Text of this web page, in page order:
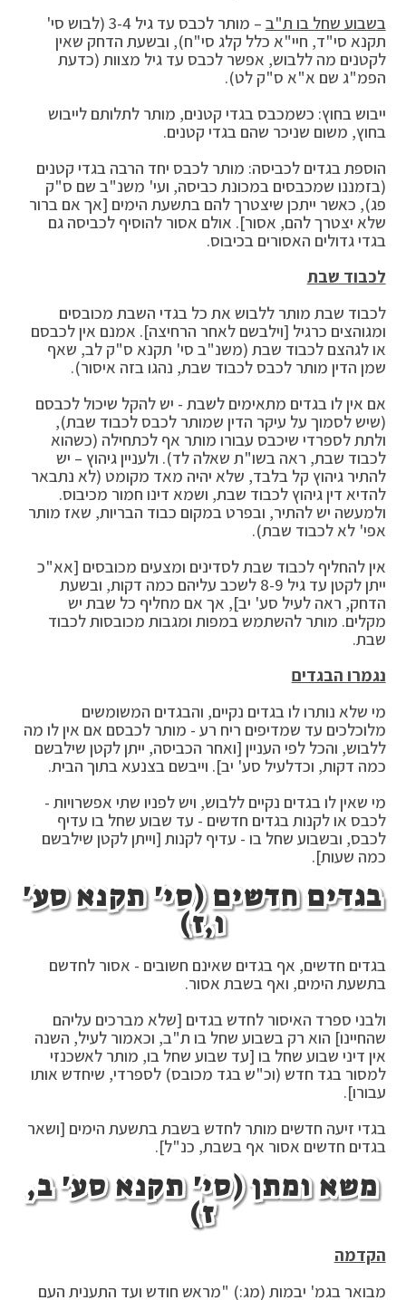
בשבוע שחל בו ת"ב
– מותר לכבס עד גיל 3-4 (לבוש סי'
תקנא סי"ד, חיי"א כלל קלג סי"ח), ובשעת הדחק שאין
לקטנים מה ללבוש, אפשר לכבס עד גיל מצוות (כדעת
הפמ"ג שם א"א ס"ק לט).
ייבוש בחוץ: כשמכבס בגדי קטנים, מותר לתלותם לייבוש
בחוץ, משום שניכר שהם בגדי קטנים.
הוספת בגדים לכביסה: מותר לכבס יחד הרבה בגדי קטנים
(בזמננו שמכבסים במכונת כביסה, ועי' משנ"ב שם ס"ק
פג), כאשר ייתכן שיצטרך להם בתשעת הימים [אך אם ברור
שלא יצטרך להם, אסור]. אולם אסור להוסיף לכביסה גם
בגדי גדולים האסורים בכיבוס.
לכבוד שבת
לכבוד שבת מותר ללבוש את כל בגדי השבת מכובסים
ומגוהצים כרגיל [וילבשם לאחר הרחיצה]. אמנם אין לכבסם
או לגהצם לכבוד שבת (משנ"ב סי' תקנא ס"ק לב, שאף
שמן הדין מותר לכבס לכבוד שבת, נהגו בזה איסור).
אם אין לו בגדים מתאימים לשבת - יש להקל שיכול לכבסם
(שיש לסמוך על עיקר הדין שמותר לכבס לכבוד שבת),
ולתת לספרדי שיכבס עבורו מותר אף לכתחילה (כשהוא
לכבוד שבת, ראה בשו"ת שאלה לד). ולעניין גיהוץ – יש
להתיר גיהוץ קל בלבד, שלא יהיה מאד מקומט (לא נתבאר
להדיא דין גיהוץ לכבוד שבת, ושמא דינו חמור מכיבוס.
ולמעשה יש להתיר, ובפרט במקום כבוד הבריות, שאז מותר
אפי' לא לכבוד שבת).
אין להחליף לכבוד שבת לסדינים ומצעים מכובסים [אא"כ
ייתן לקטן עד גיל 8-9 לשכב עליהם כמה דקות, ובשעת
הדחק, ראה לעיל סע' יב], אך אם מחליף כל שבת יש
מקלים. מותר להשתמש במפות ומגבות מכובסות לכבוד
שבת.
נגמרו הבגדים
מי שלא נותרו לו בגדים נקיים, והבגדים המשומשים
מלוכלכים עד שמדיפים ריח רע - מותר לכבסם אם אין לו מה
ללבוש, והכל לפי העניין [ואחר הכביסה, ייתן לקטן שילבשם
כמה דקות, וכדלעיל סע' יב]. וייבשם בצנעא בתוך הבית.
מי שאין לו בגדים נקיים ללבוש, ויש לפניו שתי אפשרויות -
לכבס או לקנות בגדים חדשים - עד שבוע שחל בו עדיף
לכבס, ובשבוע שחל בו - עדיף לקנות [וייתן לקטן שילבשם
כמה שעות].
בגדים חדשים (סי' תקנא סע'
ו,ז)
בגדים חדשים, אף בגדים שאינם חשובים - אסור לחדשם
בתשעת הימים, ואף בשבת אסור.
ולבני ספרד האיסור לחדש בגדים [שלא מברכים עליהם
שהחיינו] הוא רק בשבוע שחל בו ת"ב, וכאמור לעיל, השנה
אין דיני שבוע שחל בו [עד שבוע שחל בו, מותר לאשכנזי
למסור בגד חדש (וכ"ש בגד מכובס) לספרדי, שיחדש אותו
עבורו].
בגדי זיעה חדשים מותר לחדש בשבת בתשעת הימים [ושאר
בגדים חדשים אסור אף בשבת, כנ"ל].
משא ומתן (סי' תקנא סע' ב,
ז)
הקדמה
מבואר בגמ' יבמות (מג:) "מראש חודש ועד התענית העם